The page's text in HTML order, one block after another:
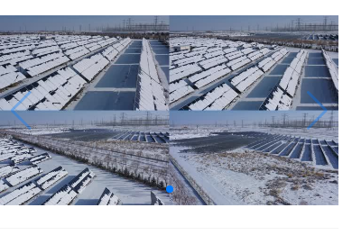
g
a
t
i
o
n